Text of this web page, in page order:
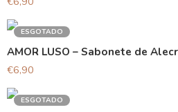
ESGOTADO
AMOR LUSO – Sabonete de
€6,90
ESGOTADO